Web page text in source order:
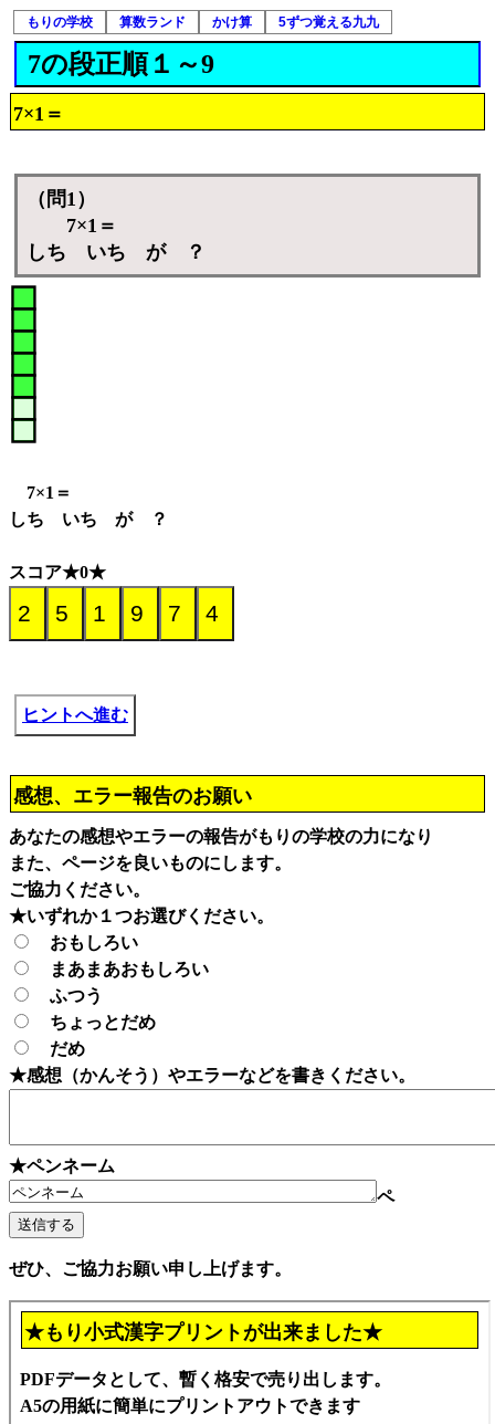
もりの学校 算数ランド かけ算 5ずつ覚える九九
7の段正順１～9
7×1＝
（問1）
7×1＝
しち いち が ？
7×1＝
しち いち が ？
スコア★0★
ヒントへ進む
感想、エラー報告のお願い
あなたの感想やエラーの報告がもりの学校の力になり
また、ページを良いものにします。
ご協力ください。
★いずれか１つお選びください。
おもしろい
まあまあおもしろい
ふつう
ちょっとだめ
だめ
★感想（かんそう）やエラーなどを書きください。
★ペンネーム
ペ
ぜひ、ご協力お願い申し上げます。